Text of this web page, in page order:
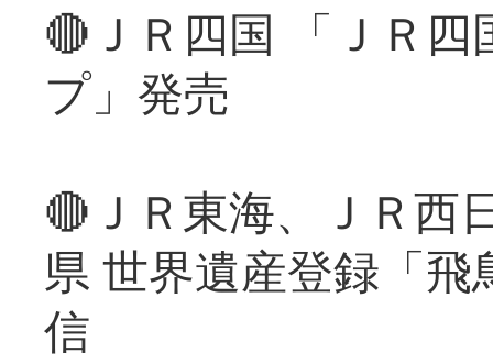
🔴ＪＲ四国 「ＪＲ
プ」発売
🔴ＪＲ東海、ＪＲ西
県 世界遺産登録「
信